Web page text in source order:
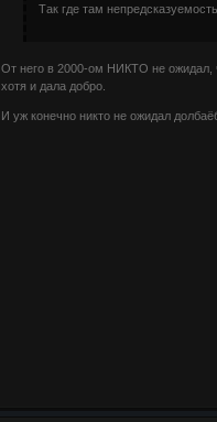
Так где там
От него в 2000-ом НИКТО не ожидал,
хотя и дала добро.
И уж конечно никто не ожидал